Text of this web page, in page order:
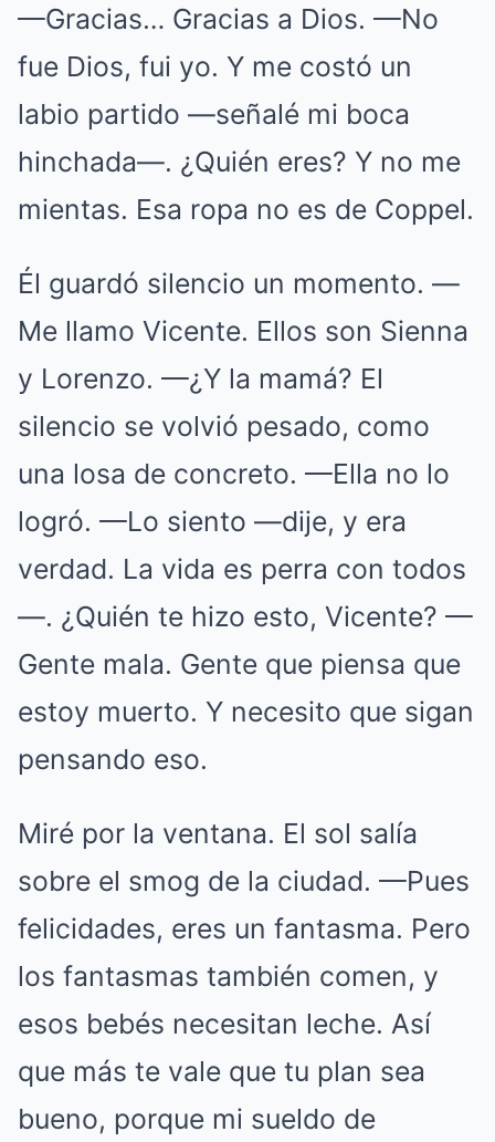
—Gracias… Gracias a Dios. —No
fue Dios, fui yo. Y me costó un
labio partido —señalé mi boca
hinchada—. ¿Quién eres? Y no me
mientas. Esa ropa no es de Coppel.
Él guardó silencio un momento. —
Me llamo Vicente. Ellos son Sienna
y Lorenzo. —¿Y la mamá? El
silencio se volvió pesado, como
una losa de concreto. —Ella no lo
logró. —Lo siento —dije, y era
verdad. La vida es perra con todos
—. ¿Quién te hizo esto, Vicente? —
Gente mala. Gente que piensa que
estoy muerto. Y necesito que sigan
pensando eso.
Miré por la ventana. El sol salía
sobre el smog de la ciudad. —Pues
felicidades, eres un fantasma. Pero
los fantasmas también comen, y
esos bebés necesitan leche. Así
que más te vale que tu plan sea
bueno, porque mi sueldo de